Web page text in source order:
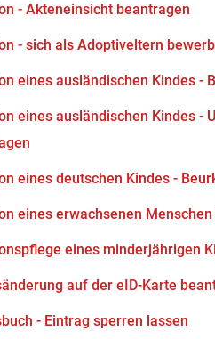
- Akteneinsicht beantragen
- sich als Adoptiveltern
eines ausländischen Kindes -
eines ausländischen Kindes -
eines deutschen Kindes -
eines erwachsenen
eines minderjährigen
auf der eID-Karte
- Eintrag sperren lassen